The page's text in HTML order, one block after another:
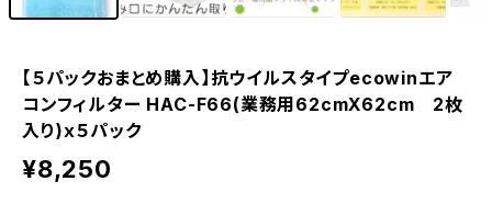
【５パックおまとめ購入】抗ウイルスタイプecowinエア
コンフィルター HAC-F66(業務用62cmX62cm 2枚
入り)ｘ５パック
¥8,250